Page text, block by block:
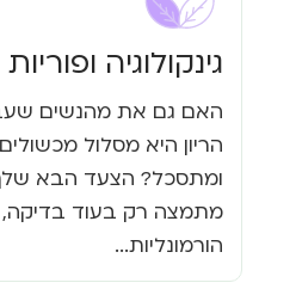
גינקולוגיה ופוריות
האם גם את מהנשים
הריון היא מסלול
ומתסכל? הצעד הבא
מתמצה רק בעוד בדיקה,
הורמונליות...